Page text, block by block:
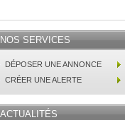
NOS SERVICES
DÉPOSER UNE ANNONCE
CRÉER UNE ALERTE
ACTUALITÉS